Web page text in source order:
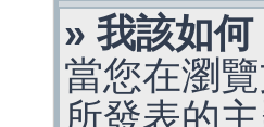
» 我該如
當您在瀏
所發表的